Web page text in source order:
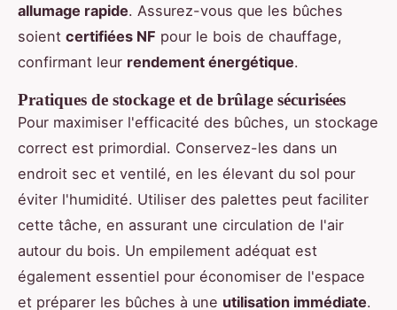
allumage rapide. Assurez-vous que les bûches
soient certifiées NF pour le bois de chauffage,
confirmant leur rendement énergétique.
Pratiques de stockage et de brûlage sécurisées
Pour maximiser l'efficacité des bûches, un stockage
correct est primordial. Conservez-les dans un
endroit sec et ventilé, en les élevant du sol pour
éviter l'humidité. Utiliser des palettes peut faciliter
cette tâche, en assurant une circulation de l'air
autour du bois. Un empilement adéquat est
également essentiel pour économiser de l'espace
et préparer les bûches à une utilisation immédiate.